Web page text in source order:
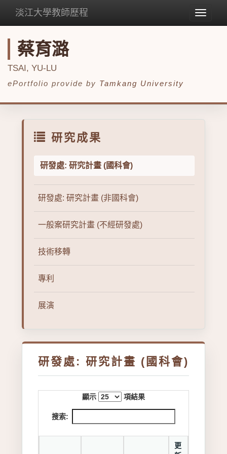
Toggle
淡江大學教師歷程
蔡育潞
TSAI, YU-LU
ePortfolio provide by Tamkang University
研究成果
研發處: 研究計畫 (國科會)
研發處: 研究計畫 (非國科會)
一般案研究計畫 (不經研發處)
技術移轉
專利
展演
研發處: 研究計畫 (國科會)
顯示 項結果
搜索:
更